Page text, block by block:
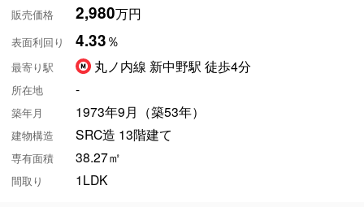
販売価格 2,980万円
表面利回り 4.33％
最寄り駅 丸ノ内線 新中野駅 徒歩4分
所在地 -
築年月 1973年9月（築53年）
建物構造 SRC造 13階建て
専有面積 38.27㎡
間取り 1LDK